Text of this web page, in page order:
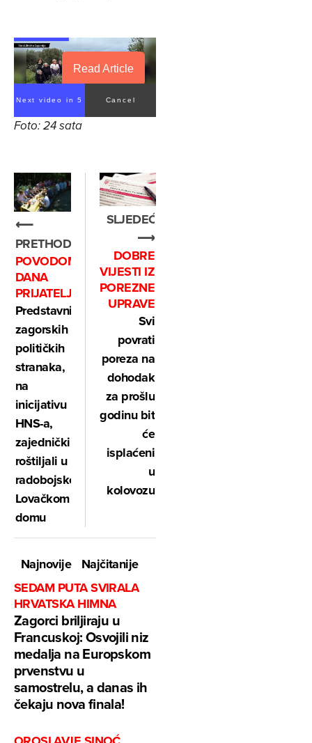
Read Article
Next video in 5 Cancel
Foto: 24 sata
⟵
PRETHODNO
POVODOM
DANA
PRIJATELJSTVA
Predstavnici
zagorskih
političkih
stranaka,
na
inicijativu
HNS-a,
zajednički
roštiljali u
radobojskom
Lovačkom
domu
SLJEDEĆE
⟶
DOBRE
VIJESTI IZ
POREZNE
UPRAVE
Svi
povrati
poreza na
dohodak
za prošlu
godinu bit
će
isplaćeni
u
kolovozu
Najnovije
Najčitanije
SEDAM PUTA SVIRALA
HRVATSKA HIMNA
Zagorci briljiraju u
Francuskoj: Osvojili niz
medalja na Europskom
prvenstvu u
samostrelu, a danas ih
čekaju nova finala!